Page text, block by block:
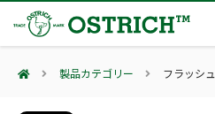
製品カテゴリー
製品カテゴリー フラッシ